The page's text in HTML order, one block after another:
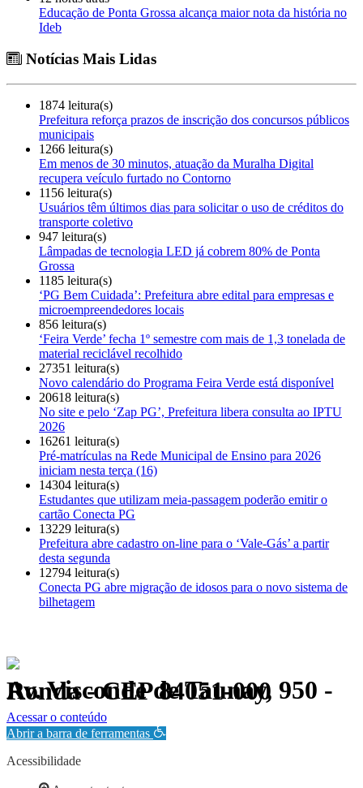
Educação de Ponta Grossa alcança maior nota da história no
Ideb
Notícias Mais Lidas
1874 leitura(s)
Prefeitura reforça prazos de inscrição dos concursos públicos
municipais
1266 leitura(s)
Em menos de 30 minutos, atuação da Muralha Digital
recupera veículo furtado no Contorno
1156 leitura(s)
Usuários têm últimos dias para solicitar o uso de créditos do
transporte coletivo
947 leitura(s)
Lâmpadas de tecnologia LED já cobrem 80% de Ponta
Grossa
1185 leitura(s)
‘PG Bem Cuidada’: Prefeitura abre edital para empresas e
microempreendedores locais
856 leitura(s)
‘Feira Verde’ fecha 1º semestre com mais de 1,3 tonelada de
material reciclável recolhido
27351 leitura(s)
Novo calendário do Programa Feira Verde está disponível
20618 leitura(s)
No site e pelo ‘Zap PG’, Prefeitura libera consulta ao IPTU
2026
16261 leitura(s)
Pré-matrículas na Rede Municipal de Ensino para 2026
iniciam nesta terça (16)
14304 leitura(s)
Estudantes que utilizam meia-passagem poderão emitir o
cartão Conecta PG
13229 leitura(s)
Prefeitura abre cadastro on-line para o ‘Vale-Gás’ a partir
desta segunda
12794 leitura(s)
Conecta PG abre migração de idosos para o novo sistema de
bilhetagem
Av. Visconde de Taunay, 950 - Ronda - CEP 84051-000
Política de Privacidade.
Acessar o conteúdo
Abrir a barra de ferramentas
Acessibilidade